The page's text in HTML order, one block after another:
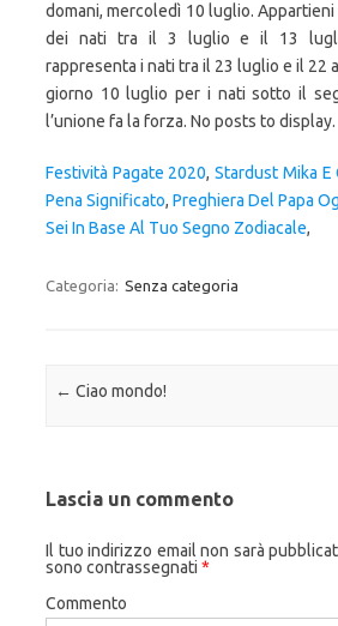
domani, mercoledì 10 luglio.
dei nati tra il 3 luglio e il 13
rappresenta i nati tra il 23 luglio e il 22
giorno 10 luglio per i nati sotto il
l’unione fa la forza. No posts to display.
Festività Pagate 2020,Stardust Mika E
Pena Significato, Preghiera Del Papa
Sei In Base Al Tuo Segno Zodiacale,
Categoria: Senza categoria
Navigazione articolo
← Ciao mondo!
Lascia un commento
Il tuo indirizzo email non sarà
sono contrassegnati *
Commento